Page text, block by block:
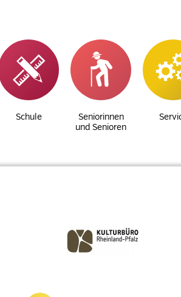
Schule
Seniorinnen
und Senioren